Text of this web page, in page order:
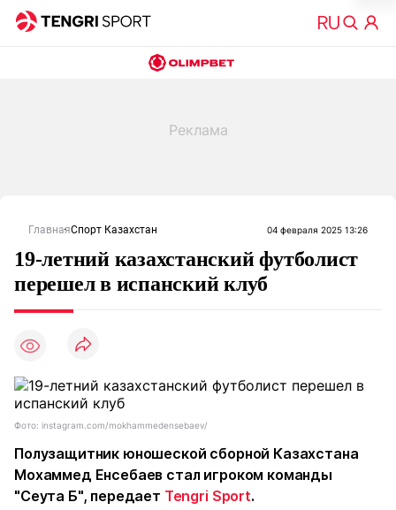
ГлавнаяСпорт Казахстан 04 февраля 2025 13:26
19-летний казахстанский футболист
перешел в испанский клуб
Фото: instagram.com/mokhammedensebaev/
Полузащитник юношеской сборной Казахстана
Мохаммед Енсебаев стал игроком команды
"Сеута Б", передает Tengri Sport.